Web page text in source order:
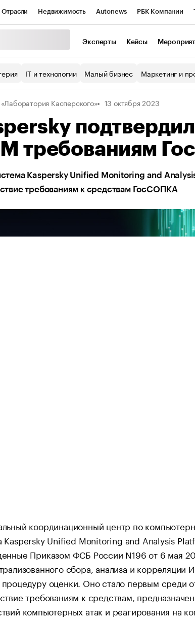
Отрасли Недвижимость Autonews РБК Компании
Экономика
Эксперты Кейсы
IT и технологии Малый бизнес Маркетинг и
«Лаборатория Касперского» 13 октября 2023
требованиям
Kaspersky Unified Monitoring and
требованиям к средствам ГосСОПКА
координационный центр по
Kaspersky Unified Monitoring and Analysis
Приказом ФСБ России N196 от 6 мая
сбора, анализа и
оценки. Оно стало первым среди
требованиям к средствам,
компьютерных атак и реагирования на